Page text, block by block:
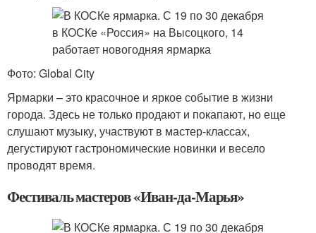
Фото: Global City
Ярмарки – это красочное и яркое событие в жизни
города. Здесь не только продают и покапают, но еще
слушают музыку, участвуют в мастер-классах,
дегустируют гастрономические новинки и весело
проводят время.
Фестиваль мастеров «Иван-да-Марья»